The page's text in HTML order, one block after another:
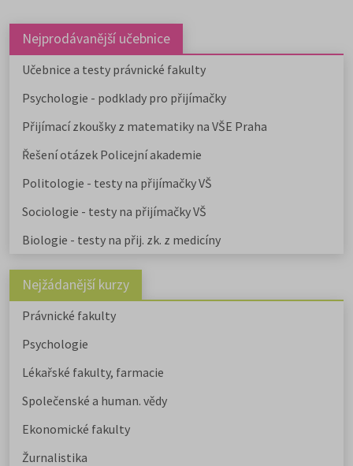
Nejprodávanější učebnice
Učebnice a testy právnické fakulty
Psychologie - podklady pro přijímačky
Přijímací zkoušky z matematiky na VŠE Praha
Řešení otázek Policejní akademie
Politologie - testy na přijímačky VŠ
Sociologie - testy na přijímačky VŠ
Biologie - testy na přij. zk. z medicíny
Nejžádanější kurzy
Právnické fakulty
Psychologie
Lékařské fakulty, farmacie
Společenské a human. vědy
Ekonomické fakulty
Žurnalistika